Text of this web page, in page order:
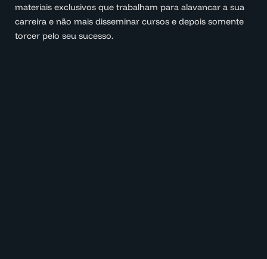
materiais exclusivos que trabalham para alavancar a sua
carreira e não mais disseminar cursos e depois somente
torcer pelo seu sucesso.